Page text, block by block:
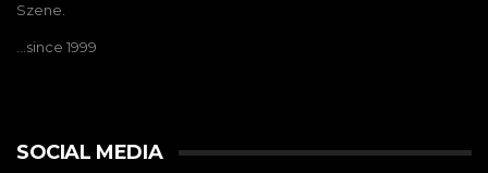
Szene.
…since 1999
SOCIAL MEDIA